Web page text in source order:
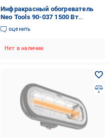
Инфракрасный обогреватель
Neo Tools 90-037 1500 Вт
(29424585)
оценить
Нет в наличии